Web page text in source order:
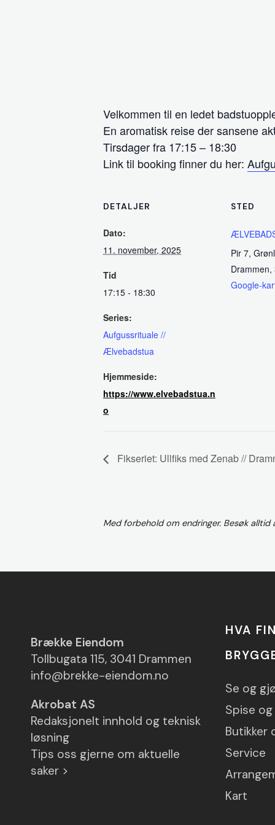
Velkommen til en ledet
En aromatisk reise der sansene
Tirsdager fra 17:15 – 18:30
Link til booking finner du her:
DETALJER
Dato:
11. november, 2025
Tid
17:15 - 18:30
Series:
Aufgussrituale //
Ælvebadstua
Hjemmeside:
https://www.elvebadstua.n
o
STED
Pir 7,
Drammen,
Google-
Fikseriet: Ullfiks med Zenab //
Med forbehold om endringer. Besøk
Brække Eiendom
Tollbugata 115, 3041 Drammen
info@brekke-eiendom.no
Akrobat AS
Redaksjonelt innhold og teknisk
løsning
Tips oss gjerne om aktuelle
saker >
HVA
Se og
Spise og
Butikker
Service
Kart